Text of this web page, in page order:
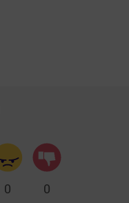
0 0